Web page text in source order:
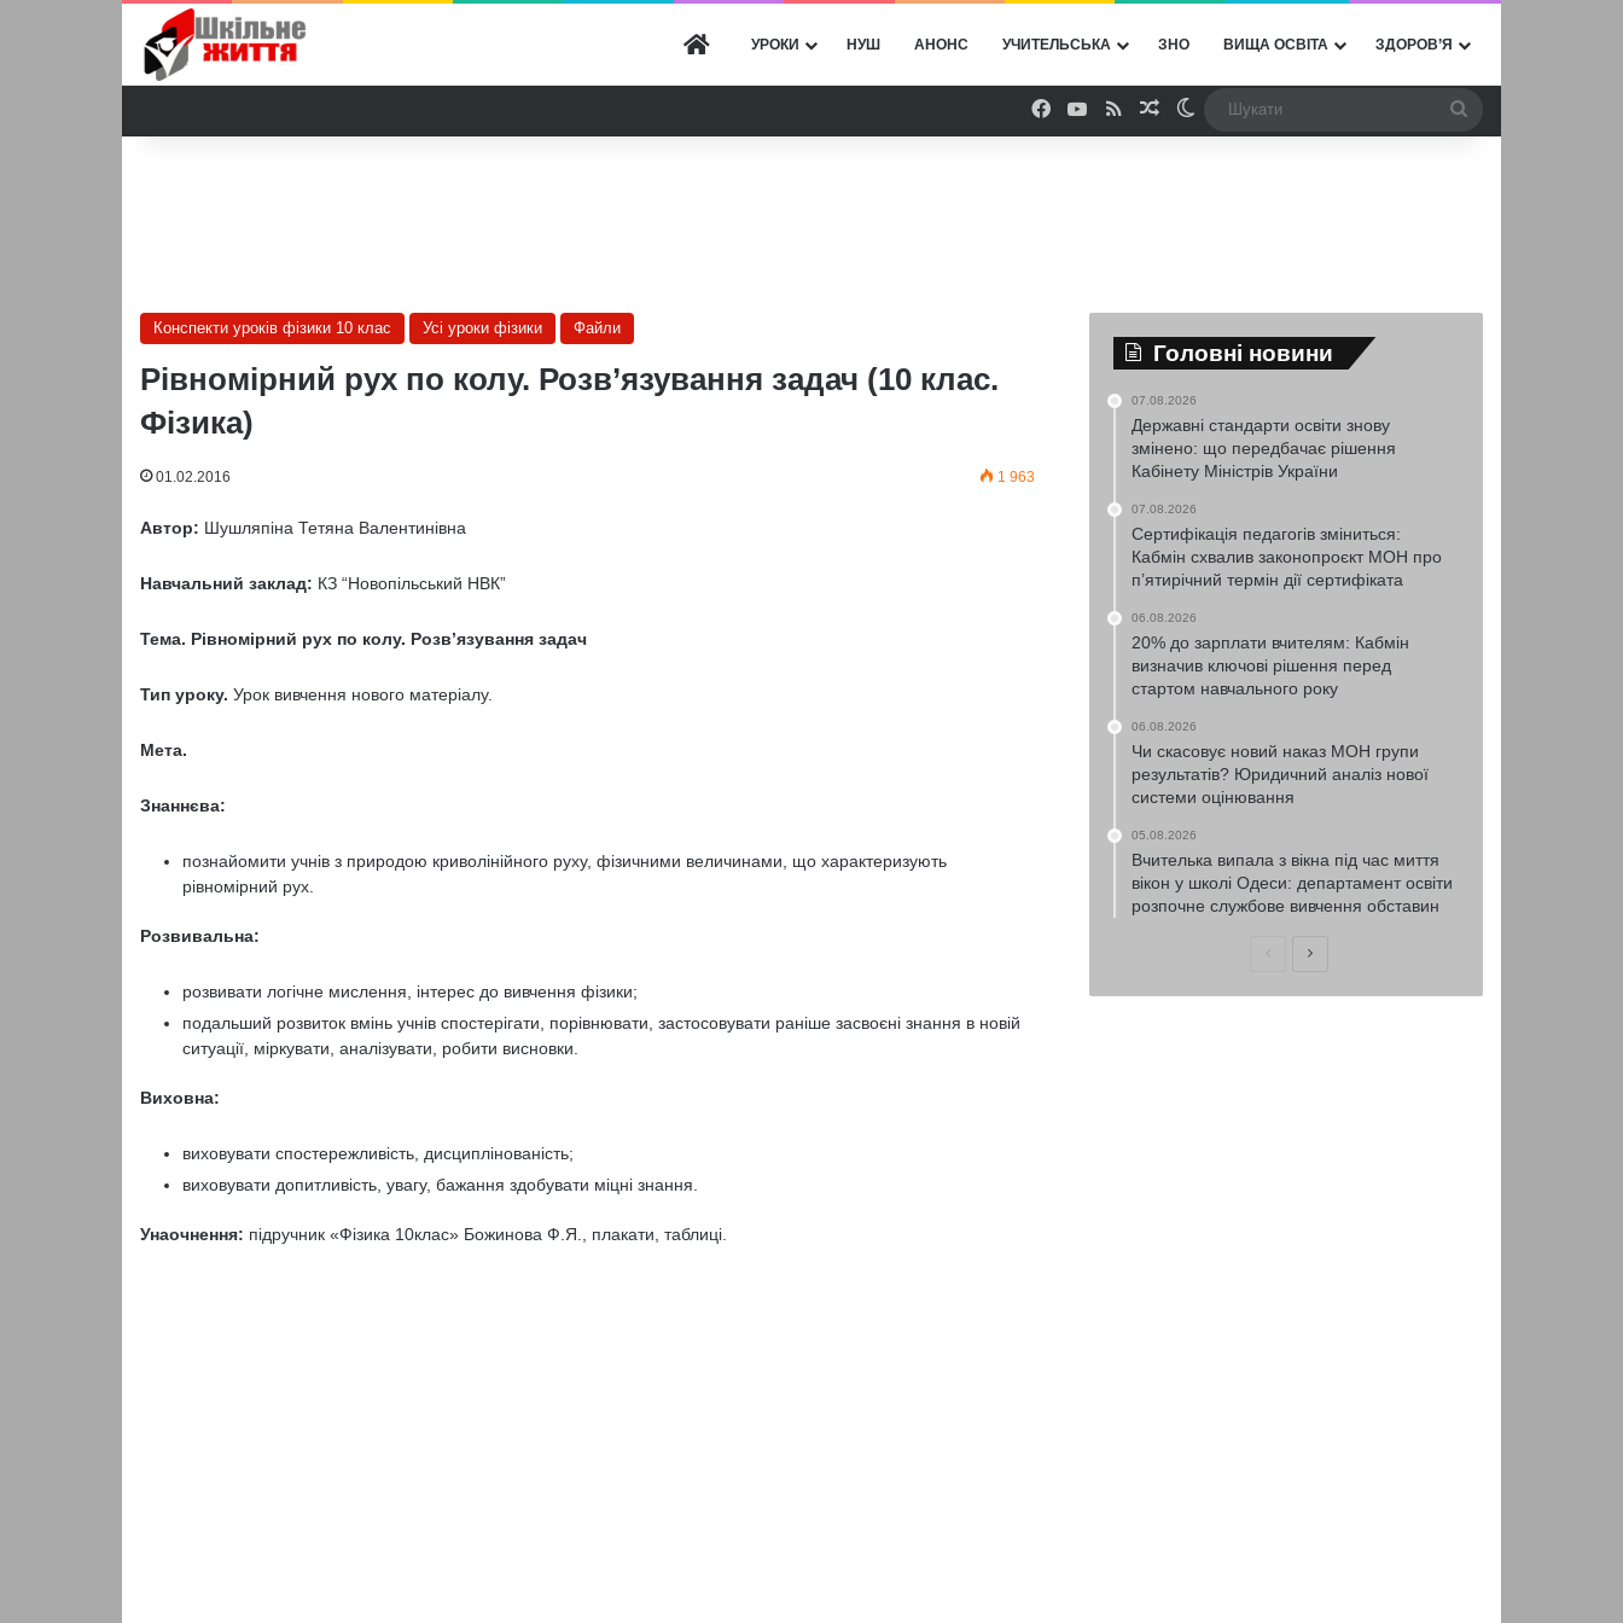
ГОЛОВНА
УРОКИ НУШ АНОНС УЧИТЕЛЬСЬКА ЗНО ВИЩА ОСВІТА ЗДОРОВ’Я
Facebook
YouTube
RSSВипадкова стаття
Switch skin
Конспекти уроків фізики 10 клас Усі уроки фізики Файли
Рівномірний рух по колу. Розв’язування задач (10 клас.
Фізика)
01.02.2016 1 963
Автор: Шушляпіна Тетяна Валентинівна
Навчальний заклад: КЗ “Новопільський НВК”
Тема. Рівномірний рух по колу. Розв’язування задач
Тип уроку. Урок вивчення нового матеріалу.
Мета.
Знаннєва:
познайомити учнів з природою криволінійного руху, фізичними величинами, що характеризують
рівномірний рух.
Розвивальна:
розвивати логічне мислення, інтерес до вивчення фізики;
подальший розвиток вмінь учнів спостерігати, порівнювати, застосовувати раніше засвоєні знання в новій
ситуації, міркувати, аналізувати, робити висновки.
Виховна:
виховувати спостережливість, дисциплінованість;
виховувати допитливість, увагу, бажання здобувати міцні знання.
Унаочнення: підручник «Фізика 10клас» Божинова Ф.Я., плакати, таблиці.
Головні новини
07.08.2026
Державні стандарти освіти знову
змінено: що передбачає рішення
Кабінету Міністрів України
07.08.2026
Сертифікація педагогів зміниться:
Кабмін схвалив законопроєкт МОН про
п’ятирічний термін дії сертифіката
06.08.2026
20% до зарплати вчителям: Кабмін
визначив ключові рішення перед
стартом навчального року
06.08.2026
Чи скасовує новий наказ МОН групи
результатів? Юридичний аналіз нової
системи оцінювання
05.08.2026
Вчителька випала з вікна під час миття
вікон у школі Одеси: департамент освіти
розпочне службове вивчення обставин
ПопередняНаступна